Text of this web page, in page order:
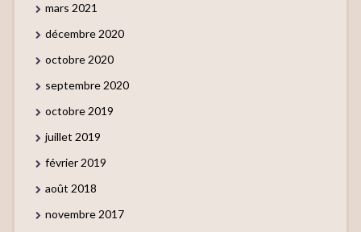
mars 2021
décembre 2020
octobre 2020
septembre 2020
octobre 2019
juillet 2019
février 2019
août 2018
novembre 2017